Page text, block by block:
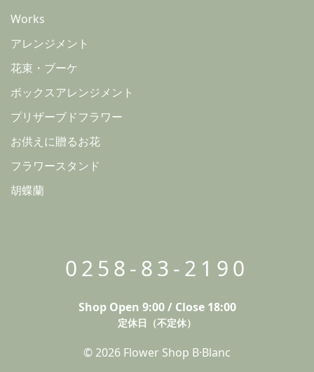
Works
アレンジメント
花束・ブーケ
ボックスアレンジメント
プリザーブドフラワー
お供えに贈るお花
フラワースタンド
胡蝶蘭
0258-83-2190
Shop Open 9:00 / Close 18:00
定休日（不定休）
© 2026 Flower Shop B·Blanc